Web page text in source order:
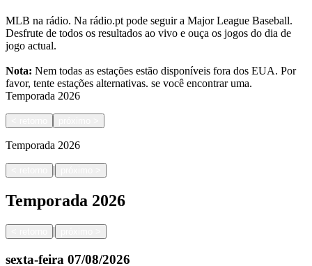
MLB na rádio. Na rádio.pt pode seguir a Major League Baseball.
Desfrute de todos os resultados ao vivo e ouça os jogos do dia de
jogo actual.
Nota: Nem todas as estações estão disponíveis fora dos EUA. Por
favor, tente estações alternativas. se você encontrar uma.
Temporada 2026
Temporada 2026
|
Temporada 2026
|
sexta-feira 07/08/2026